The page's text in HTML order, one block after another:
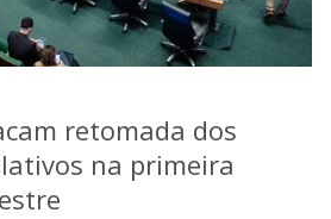
retomada dos
na primeira